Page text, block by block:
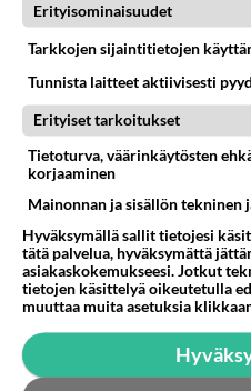
kelapummi yrittää
Anonyymi
2024-02-29 11:48:47
Anonyymi kirjoitti:
Veroeroilla makailee.
Äänestä
Anonyymi
Erityisominaisuudet
Tarkkojen sijaintitietojen
Tunnista laitteet aktiivisesti
Erityiset tarkoitukset
Tietoturva, väärinkäytösten
korjaaminen
Mainonnan ja sisällön tekninen
Hyväksymällä sallit tietojesi
tätä palvelua, hyväksymättä
asiakaskokemukseesi. Jotkut
tietojen käsittelyä oikeutetulla
muuttaa muita asetuksia